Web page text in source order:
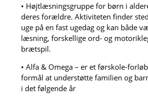
• Højtlæsningsgruppe for børn i
deres forældre. Aktiviteten finder
uge på en fast ugedag og kan både
læsning, forskellige ord- og
brætspil.
• Alfa & Omega – er et førskole-
formål at understøtte familien og
i det følgende år